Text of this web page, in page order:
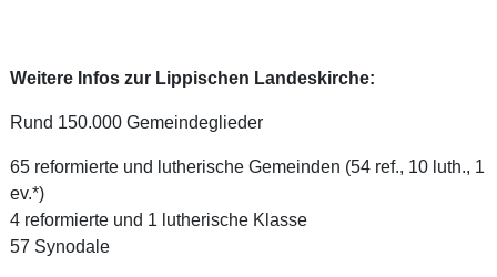
Weitere Infos zur Lippischen Landeskirche:
Rund 150.000 Gemeindeglieder
65 reformierte und lutherische Gemeinden (54 ref., 10 luth., 1
ev.*)
4 reformierte und 1 lutherische Klasse
57 Synodale